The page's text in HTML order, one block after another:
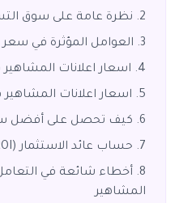
نظرة عامة على سوق
العوامل المؤثرة في سعر
اسعار اعلانات المشاهير
اسعار اعلانات المشاهير
كيف تحصل على أفضل
حساب عائد الاستثمار (ROI)
أخطاء شائعة في
المشاهير